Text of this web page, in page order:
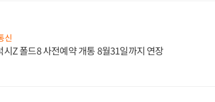
신
시Z 폴드8 사전예약 개통 8월31일까지 연장